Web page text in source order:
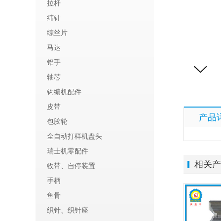
产品
相关
拉杆
纬针
综丝片
马达
铝手
轴芯
钩编机配件
皮带
包胶轮
全自动打样机盘头
瑞士机零配件
收带、自停装置
手柄
鱼骨
织针、织针座